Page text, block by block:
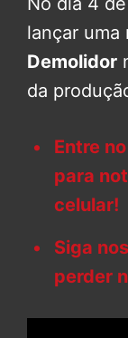
lançar uma
Demolidor
da
Entre
para
celular!
Siga
perder